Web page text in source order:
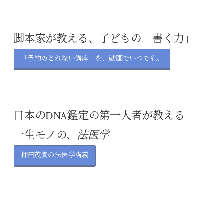
脚本家が教える、子どもの「書く力」
「予約のとれない講座」を、動画でいつでも。
日本のDNA鑑定の第一人者が教える
一生モノの、 法医学
押田茂實の法医学講義